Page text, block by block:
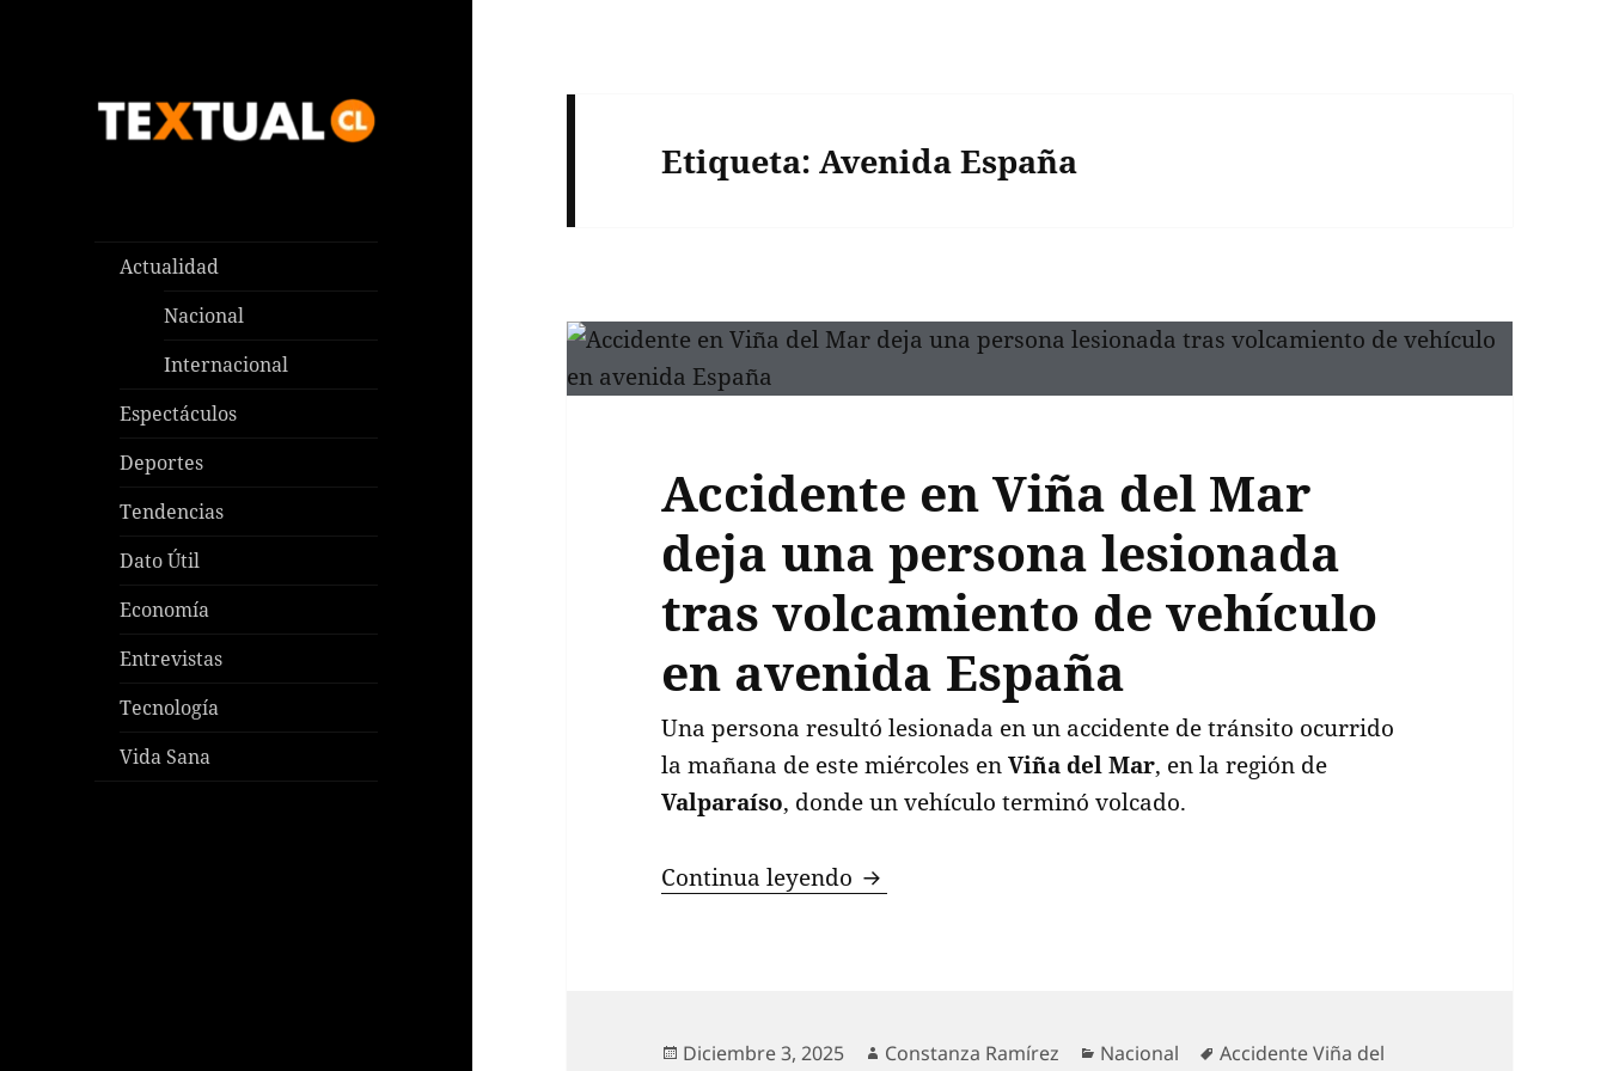
Actualidad
Nacional
Internacional
Espectáculos
Deportes
Tendencias
Dato Útil
Economía
Entrevistas
Tecnología
Vida Sana
Etiqueta:Avenida España
Accidente en Viña del Mar
deja una persona lesionada
tras volcamiento de vehículo
en avenida España
Una persona resultó lesionada en un accidente de tránsito ocurrido
la mañana de este miércoles enViña del Mar, en la región de
Valparaíso, donde un vehículo terminó volcado.
Continua leyendo Accidente en Viña del Mar deja una persona lesionada tras
Publicado
Diciembre 3, 2025 Autor
Constanza Ramírez Categorías
Nacional Etiquetas
Accidente Viña del